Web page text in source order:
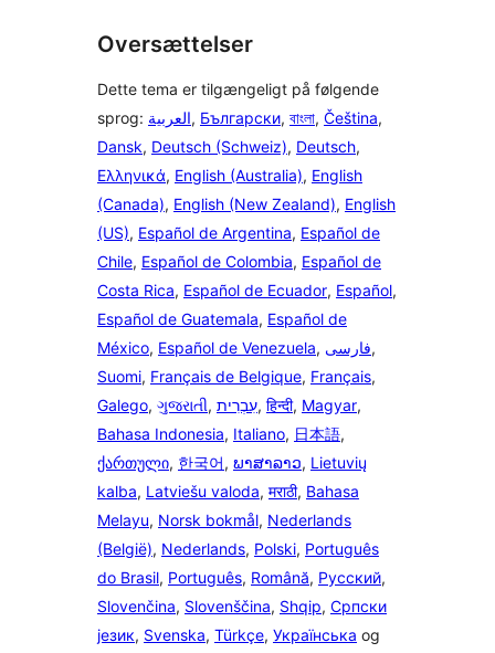
Oversættelser
Dette tema er tilgængeligt på følgende
sprog: العربية, Български, বাংলা, Čeština,
Dansk, Deutsch (Schweiz), Deutsch,
Ελληνικά, English (Australia), English
(Canada), English (New Zealand), English
(US), Español de Argentina, Español de
Chile, Español de Colombia, Español de
Costa Rica, Español de Ecuador, Español,
Español de Guatemala, Español de
México, Español de Venezuela, فارسی,
Suomi, Français de Belgique, Français,
Galego, ગુજરાતી, עִבְרִית, हिन्दी, Magyar,
Bahasa Indonesia, Italiano, 日本語,
ქართული, 한국어, ພາສາລາວ, Lietuvių
kalba, Latviešu valoda, मराठी, Bahasa
Melayu, Norsk bokmål, Nederlands
(België), Nederlands, Polski, Português
do Brasil, Português, Română, Русский,
Slovenčina, Slovenščina, Shqip, Српски
језик, Svenska, Türkçe, Українська og